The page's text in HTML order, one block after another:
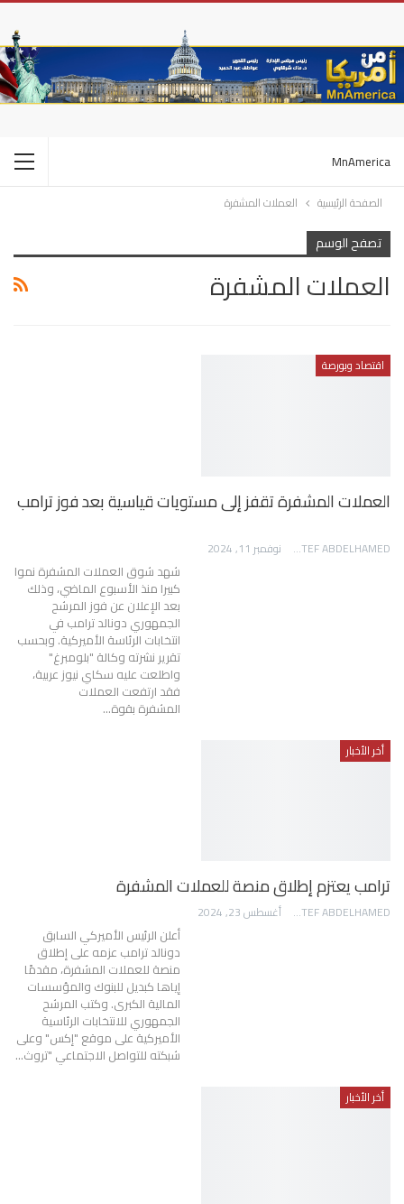
MnAmerica
الصفحة الرئيسية العملات المشفرة
تصفح الوسم
العملات المشفرة
اقتصاد وبورصة
العملات المشفرة تقفز إلى مستويات قياسية بعد فوز ترامب
AWATEF ABDELHAMED نوفمبر 11, 2024
شهد شوق العملات المشفرة نموا
كبيرا منذ الأسبوع الماضي، وذلك
بعد الإعلان عن فوز المرشح
الجمهوري دونالد ترامب في
انتخابات الرئاسة الأميركية. وبحسب
تقرير نشرته وكالة "بلومبرغ"
واطلعت عليه سكاي نيوز عربية،
فقد ارتفعت العملات
المشفرة بقوة…
أخر الأخبار
ترامب يعتزم إطلاق منصة للعملات المشفرة
AWATEF ABDELHAMED أغسطس 23, 2024
أعلن الرئيس الأميركي السابق
دونالد ترامب عزمه على إطلاق
منصة للعملات المشفرة، مقدمًا
إياها كبديل للبنوك والمؤسسات
المالية الكبرى. وكتب المرشح
الجمهوري للانتخابات الرئاسية
الأميركية على موقع "إكس" وعلى
شبكته للتواصل الاجتماعي "تروث…
أخر الأخبار